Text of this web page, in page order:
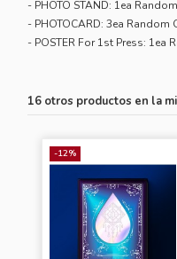
- PHOTO STAND: 1ea
- PHOTOCARD: 3ea Random
- POSTER For 1st Press: 1ea
16 otros productos en la
-12%